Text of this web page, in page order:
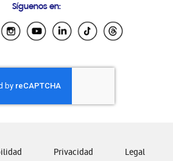
Samsung Ecuador
El Salvador
Honduras
Nicaragua
Samsung Panamá
Venezuela
Síguenos en:
Privacidad Legal